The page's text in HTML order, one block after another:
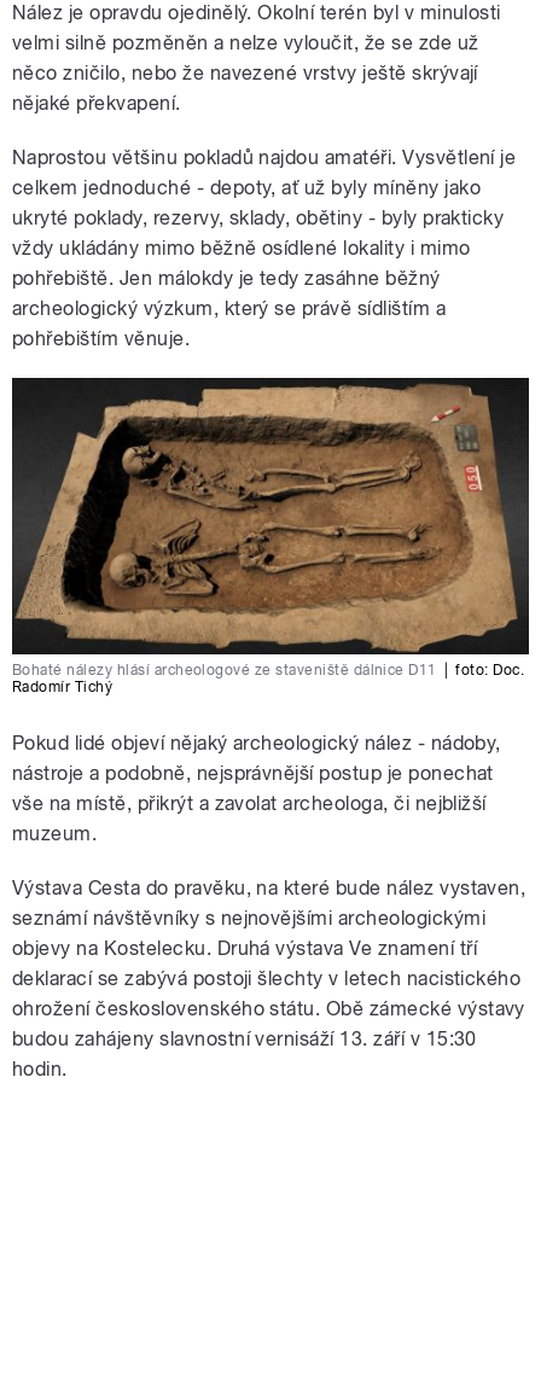
Nález je opravdu ojedinělý. Okolní terén byl v minulosti
velmi silně pozměněn a nelze vyloučit, že se zde už
něco zničilo, nebo že navezené vrstvy ještě skrývají
nějaké překvapení.
Naprostou většinu pokladů najdou amatéři. Vysvětlení je
celkem jednoduché - depoty, ať už byly míněny jako
ukryté poklady, rezervy, sklady, obětiny - byly prakticky
vždy ukládány mimo běžně osídlené lokality i mimo
pohřebiště. Jen málokdy je tedy zasáhne běžný
archeologický výzkum, který se právě sídlištím a
pohřebištím věnuje.
Bohaté nálezy hlásí archeologové ze staveniště dálnice D11 foto: Doc.
Radomír Tichý
Pokud lidé objeví nějaký archeologický nález - nádoby,
nástroje a podobně, nejsprávnější postup je ponechat
vše na místě, přikrýt a zavolat archeologa, či nejbližší
muzeum.
Výstava Cesta do pravěku, na které bude nález vystaven,
seznámí návštěvníky s nejnovějšími archeologickými
objevy na Kostelecku. Druhá výstava Ve znamení tří
deklarací se zabývá postoji šlechty v letech nacistického
ohrožení československého státu. Obě zámecké výstavy
budou zahájeny slavnostní vernisáží 13. září v 15:30
hodin.